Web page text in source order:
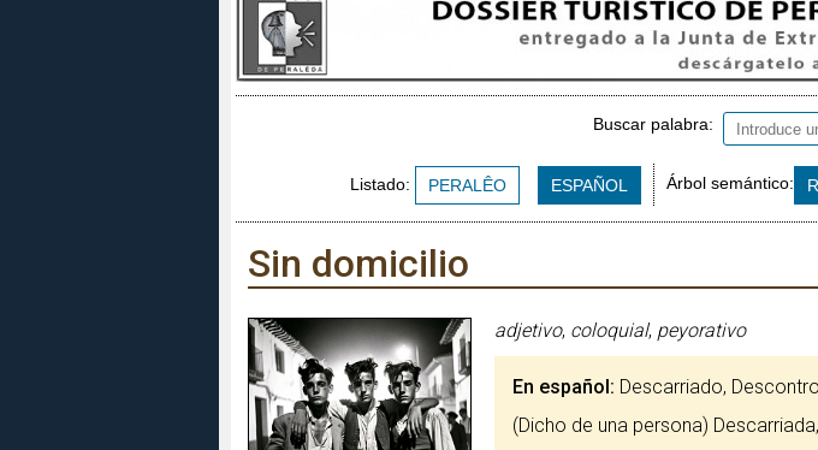
Buscar palabra:
Listado: PERALÊO ESPAÑOL Árbol semántico:
Sin domicilio
adjetivo, coloquial, peyorativo
En español: Descarriado,
(dicho de una persona)